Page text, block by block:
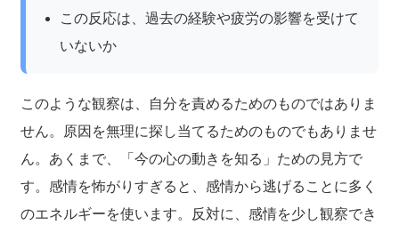
この反応は、過去の経験や疲労の影響を受けて
いないか
このような観察は、自分を責めるためのものではありま
せん。原因を無理に探し当てるためのものでもありませ
ん。あくまで、「今の心の動きを知る」ための見方で
す。感情を怖がりすぎると、感情から逃げることに多く
のエネルギーを使います。反対に、感情を少し観察でき